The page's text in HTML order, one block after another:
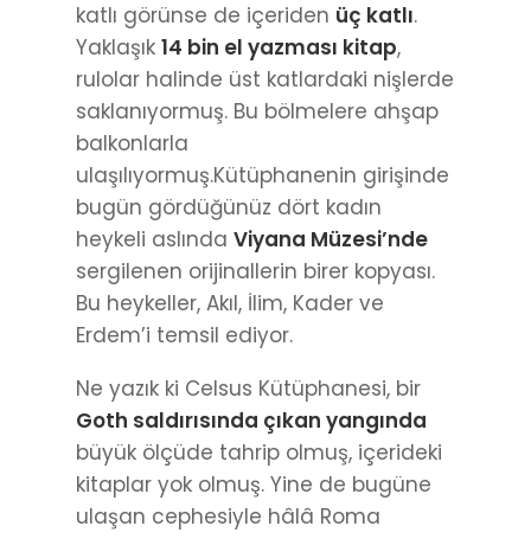
katlı görünse de içeriden üç katlı.
Yaklaşık 14 bin el yazması kitap,
rulolar halinde üst katlardaki nişlerde
saklanıyormuş. Bu bölmelere ahşap
balkonlarla
ulaşılıyormuş.Kütüphanenin girişinde
bugün gördüğünüz dört kadın
heykeli aslında Viyana Müzesi’nde
sergilenen orijinallerin birer kopyası.
Bu heykeller, Akıl, İlim, Kader ve
Erdem’i temsil ediyor.
Ne yazık ki Celsus Kütüphanesi, bir
Goth saldırısında çıkan yangında
büyük ölçüde tahrip olmuş, içerideki
kitaplar yok olmuş. Yine de bugüne
ulaşan cephesiyle hâlâ Roma